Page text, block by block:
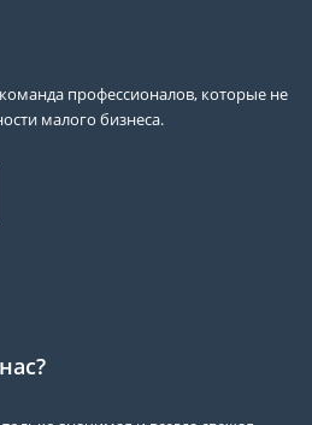
команда профессионалов, которые не
малого бизнеса.